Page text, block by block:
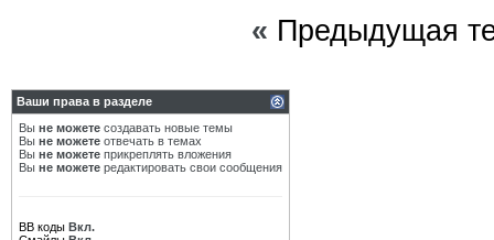
« Предыдущая
Ваши права в разделе
Вы не можете создавать новые темы
Вы не можете отвечать в темах
Вы не можете прикреплять вложения
Вы не можете редактировать свои сообщения
BB коды Вкл.